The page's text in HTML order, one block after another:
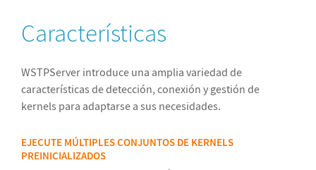
Características
WSTPServer introduce una amplia variedad de
características de detección, conexión y gestión de
kernels para adaptarse a sus necesidades.
EJECUTE MÚLTIPLES CONJUNTOS DE KERNELS
PREINICIALIZADOS